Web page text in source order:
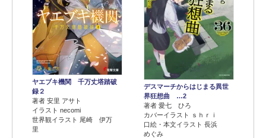
ヤエブキ機関 千万丈塔踏破
録２
著者 安里 アサト
イラスト necomi
世界観イラスト 尾崎 伊万
里
デスマーチからはじまる異世
界狂想曲 …2
著者 愛七 ひろ
カバーイラスト ｓｈｒｉ
口絵・本文イラスト 長浜
めぐみ